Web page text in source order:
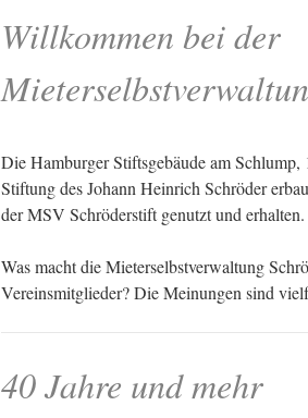
Willkommen bei der
Die Hamburger Stiftsgebäude am
Stiftung des Johann Heinrich Schröder
der MSV Schröderstift genutzt und
Was macht die Mieterselbstverwaltung
Vereinsmitglieder? Die Meinungen sind
40 Jahre und mehr